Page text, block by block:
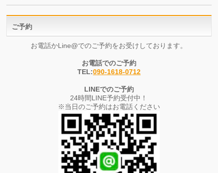
ご予約
お電話かLine@でのご予約をお受けしております。
お電話でのご予約
TEL:090-1618-0712
LINEでのご予約
24時間LINE予約受付中！
※当日のご予約はお電話ください